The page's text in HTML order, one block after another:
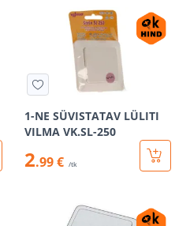
1-NE SÜVISTATAV LÜLITI
VILMA VK.SL-250
2.99 € /tk